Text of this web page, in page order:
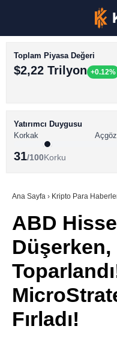
BİTCOİN HABERLERİ
ALTCOİN HABERLERİ
SÖZLÜK
Toplam Piyasa Değeri
$2,22 Trilyon +0.12%
Yatırımcı Duygusu
Korkak
31/100Korku
Ana Sayfa › Kripto Para
ABD
Fırladı!